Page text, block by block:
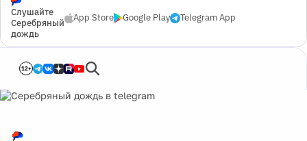
Слушайте
Серебряный
дождь
App Store Google Play Telegram App
12+